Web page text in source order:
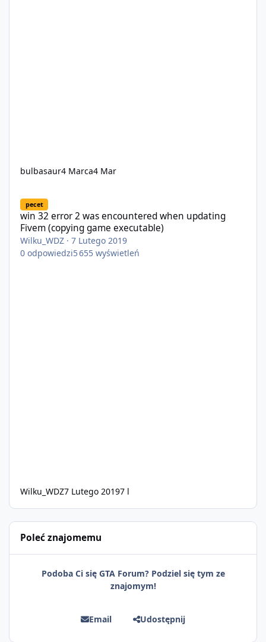
bulbasaur4 Marca4 Mar
pecet
win 32 error 2 was encountered when updating
Fivem (copying game executable)
Wilku_WDZ ·7 Lutego 2019
0 odpowiedzi5 655 wyświetleń
Wilku_WDZ7 Lutego 20197 l
Poleć znajomemu
Podoba Ci się GTA Forum? Podziel się tym ze
znajomym!
Email Udostępnij